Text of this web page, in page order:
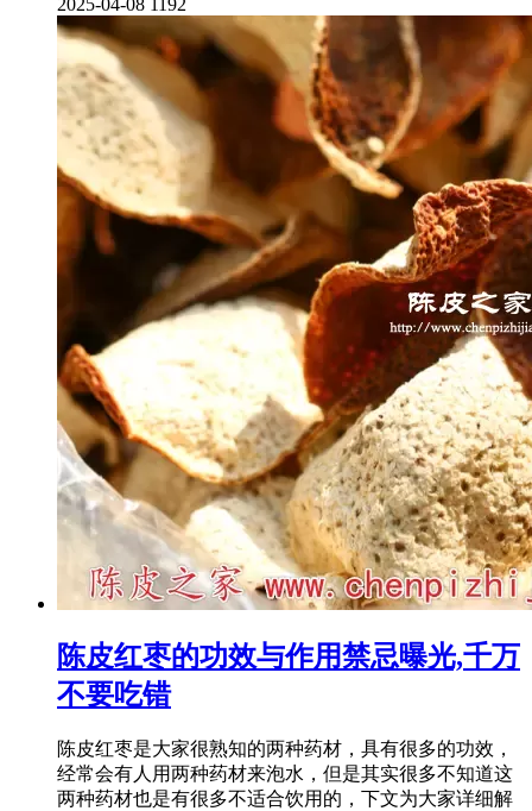
陈皮红枣的功效与作用禁忌曝光,千万
不要吃错
陈皮红枣是大家很熟知的两种药材，具有很多的功效，
经常会有人用两种药材来泡水，但是其实很多不知道这
两种药材也是有很多不适合饮用的，下文为大家详细解